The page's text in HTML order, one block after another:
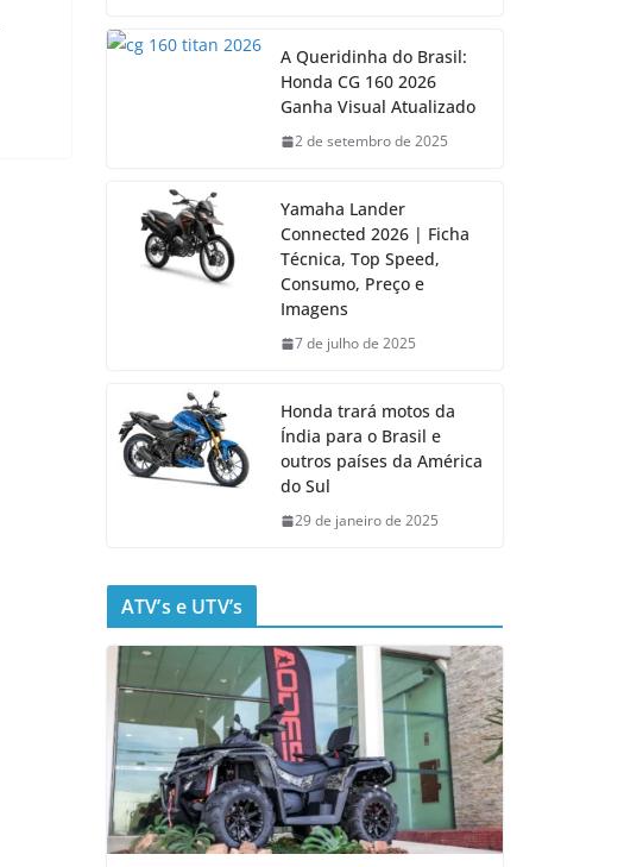
A Queridinha do Brasil:
Honda CG 160 2026
Ganha Visual Atualizado
2 de setembro de 2025
Yamaha Lander
Connected 2026 | Ficha
Técnica, Top Speed,
Consumo, Preço e
Imagens
7 de julho de 2025
Honda trará motos da
Índia para o Brasil e
outros países da América
do Sul
29 de janeiro de 2025
ATV’s e UTV’s